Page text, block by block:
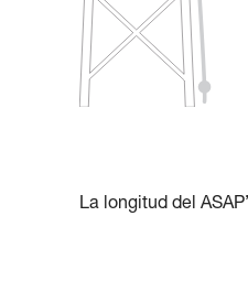
La longitud del